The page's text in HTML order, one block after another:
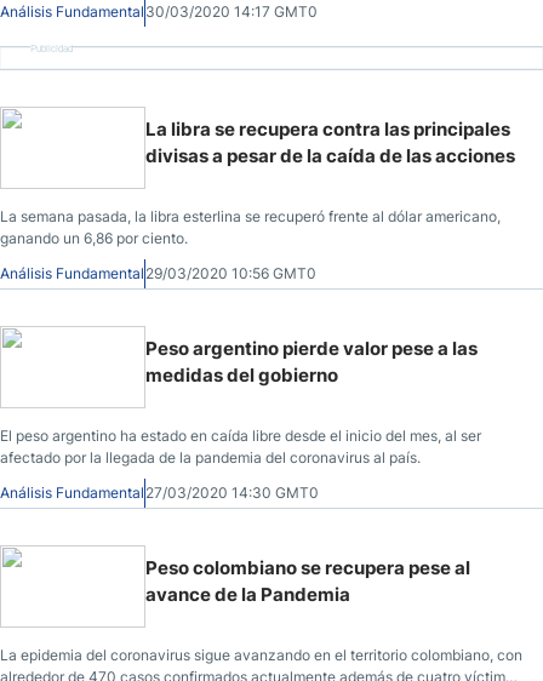
Análisis Fundamental 30/03/2020 14:17 GMT0
Publicidad
La libra se recupera contra las principales
divisas a pesar de la caída de las acciones
La semana pasada, la libra esterlina se recuperó frente al dólar americano,
ganando un 6,86 por ciento.
Análisis Fundamental 29/03/2020 10:56 GMT0
Peso argentino pierde valor pese a las
medidas del gobierno
El peso argentino ha estado en caída libre desde el inicio del mes, al ser
afectado por la llegada de la pandemia del coronavirus al país.
Análisis Fundamental 27/03/2020 14:30 GMT0
Peso colombiano se recupera pese al
avance de la Pandemia
La epidemia del coronavirus sigue avanzando en el territorio colombiano, con
alrededor de 470 casos confirmados actualmente además de cuatro víctimas